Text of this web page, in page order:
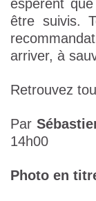
espèrent
être suivis.
arriver, à
Retrouvez
Par
14h00
Photo en